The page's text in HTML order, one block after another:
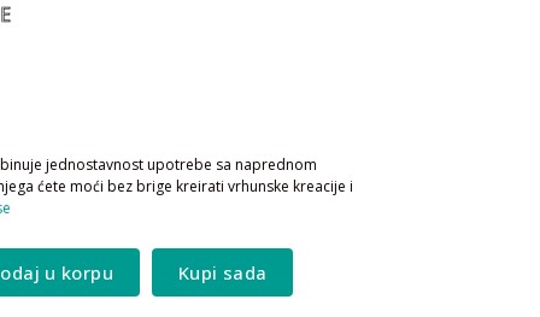
jednostavnost upotrebe sa naprednom
ćete moći bez brige kreirati vrhunske kreacije i
u korpu Kupi sada